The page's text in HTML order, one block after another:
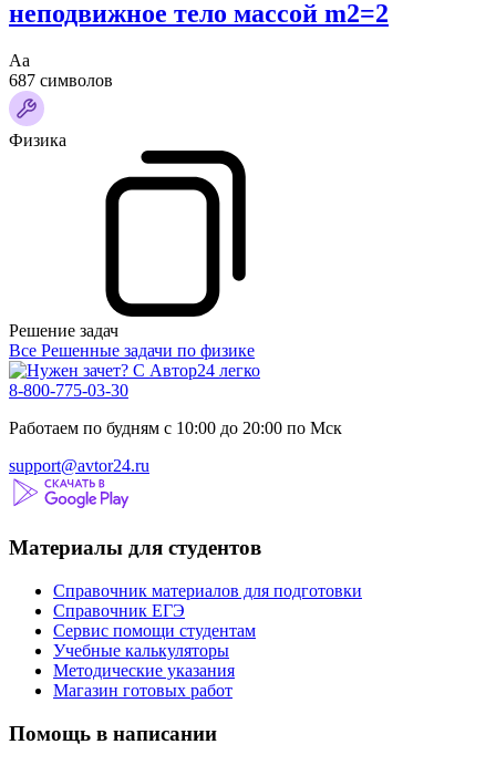
неподвижное тело массой m2=2
Аа
687 символов
Физика
Решение задач
Все Решенные задачи по физике
8-800-775-03-30
Работаем по будням с 10:00 до 20:00 по Мск
support@avtor24.ru
Материалы для студентов
Справочник материалов для подготовки
Справочник ЕГЭ
Сервис помощи студентам
Учебные калькуляторы
Методические указания
Магазин готовых работ
Помощь в написании